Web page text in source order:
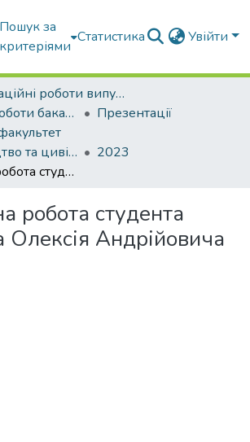
Пошук за
критеріями
Статистика Увійти
Атестаційні роботи випускників
Атестаційні роботи бакалаврів
Презентації
192 Будівництво та цивільна інженерія. Промислове і цивільне будівництво
2023
Атестаційна робота студента Сухомлина Олексія Андрійовича
робота студента
Андрійовича